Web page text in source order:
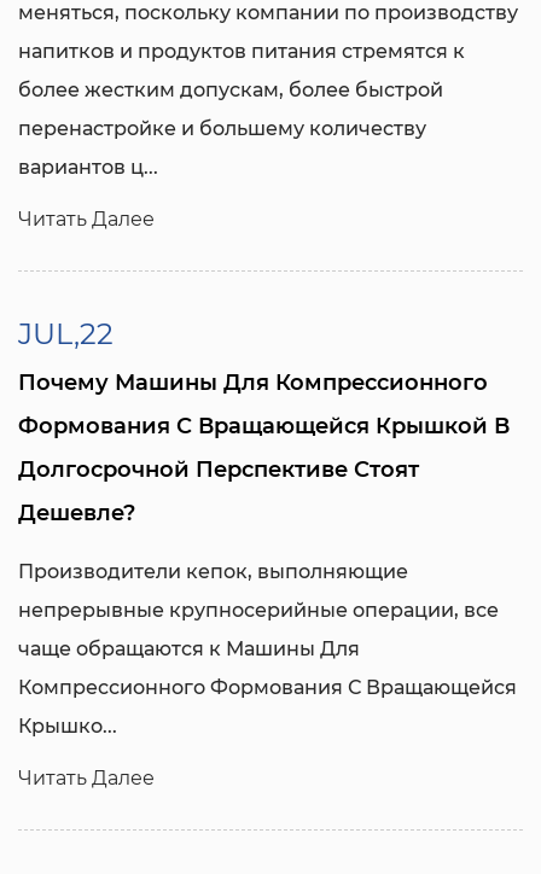
меняться, поскольку компании по производству
напитков и продуктов питания стремятся к
более жестким допускам, более быстрой
перенастройке и большему количеству
вариантов ц...
Читать Далее
JUL,22
Почему Машины Для Компрессионного
Формования С Вращающейся Крышкой В ​​
Долгосрочной Перспективе Стоят
Дешевле?
Производители кепок, выполняющие
непрерывные крупносерийные операции, все
чаще обращаются к Машины Для
Компрессионного Формования С Вращающейся
Крышко...
Читать Далее